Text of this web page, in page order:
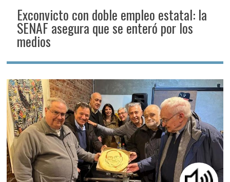
Exconvicto con doble empleo estatal: la
SENAF asegura que se enteró por los
medios